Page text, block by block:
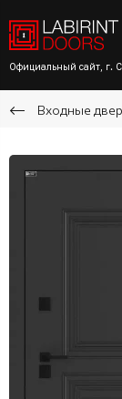
Официальный сайт, г.
Входные